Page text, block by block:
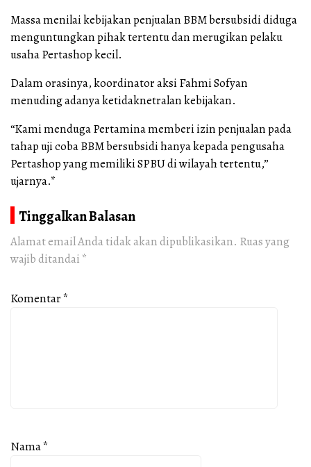
Massa menilai kebijakan penjualan BBM bersubsidi diduga
menguntungkan pihak tertentu dan merugikan pelaku
usaha Pertashop kecil.
Dalam orasinya, koordinator aksi Fahmi Sofyan
menuding adanya ketidaknetralan kebijakan.
“Kami menduga Pertamina memberi izin penjualan pada
tahap uji coba BBM bersubsidi hanya kepada pengusaha
Pertashop yang memiliki SPBU di wilayah tertentu,”
ujarnya.*
Tinggalkan Balasan
Alamat email Anda tidak akan dipublikasikan. Ruas yang
wajib ditandai *
Komentar*
Nama*